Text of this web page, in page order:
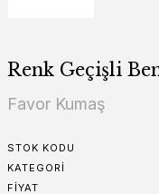
Renk Geçişli
Favor Kumaş
STOK KODU
KATEGORI
FIYAT